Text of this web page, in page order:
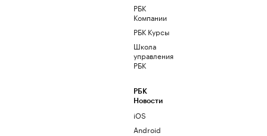
РБК
Компании
РБК Курсы
Школа
управления
РБК
РБК
Новости
iOS
Android